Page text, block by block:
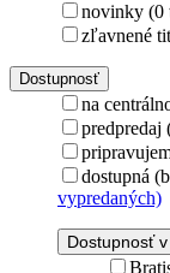
novinky (0
zľavnené
Dostupnosť
na
predpredaj
dostupná
vypredaných)
Dostupnosť